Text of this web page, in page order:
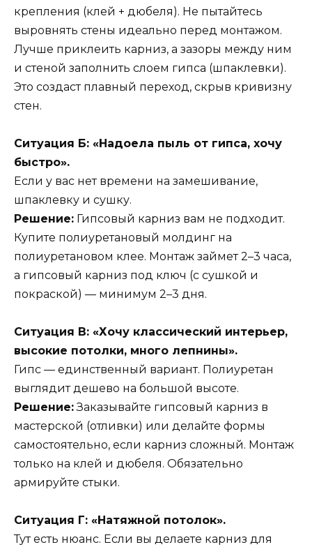
крепления (клей + дюбеля). Не пытайтесь
выровнять стены идеально перед монтажом.
Лучше приклеить карниз, а зазоры между ним
и стеной заполнить слоем гипса (шпаклевки).
Это создаст плавный переход, скрыв кривизну
стен.
Ситуация Б: «Надоела пыль от гипса, хочу
быстро».
Если у вас нет времени на замешивание,
шпаклевку и сушку.
Решение: Гипсовый карниз вам не подходит.
Купите полиуретановый молдинг на
полиуретановом клее. Монтаж займет 2–3 часа,
а гипсовый карниз под ключ (с сушкой и
покраской) — минимум 2–3 дня.
Ситуация В: «Хочу классический интерьер,
высокие потолки, много лепнины».
Гипс — единственный вариант. Полиуретан
выглядит дешево на большой высоте.
Решение:Заказывайте гипсовый карниз в
мастерской (отливки) или делайте формы
самостоятельно, если карниз сложный. Монтаж
только на клей и дюбеля. Обязательно
армируйте стыки.
Ситуация Г: «Натяжной потолок».
Тут есть нюанс. Если вы делаете карниз для